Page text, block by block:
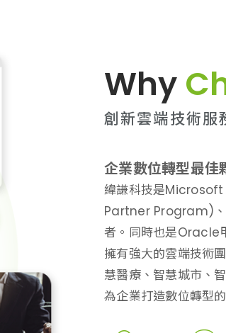
Why
創新雲端技術服
企業數位轉型最佳
緯謙科技是
Partner Program)、
者。同時也是Oracle
擁有強大的雲端技術
慧醫療、智慧城市、
為企業打造數位轉型